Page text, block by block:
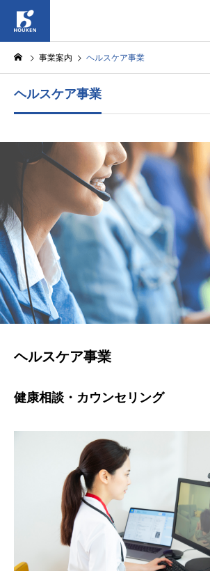
事業案内 ヘルスケア事業
ヘルスケア事業
ヘルスケア事業
健康相談・カウンセリング